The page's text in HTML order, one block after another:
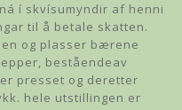
í skvísumyndir af henni
til å betale skatten.
og plasser bærene
beståendeav
presset og deretter
hele utstillingen er